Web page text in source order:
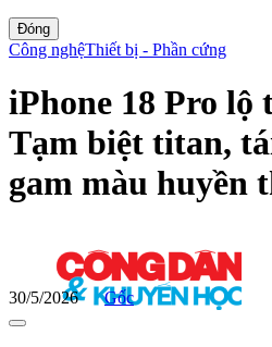
Đóng
Công nghệThiết bị - Phần cứng
iPhone 18 Pro lộ
Tạm biệt titan,
gam màu huyền
30/5/2026 Gốc